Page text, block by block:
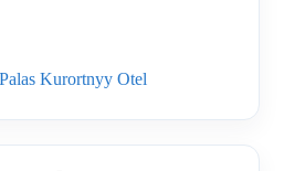
Kurortnyy Otel